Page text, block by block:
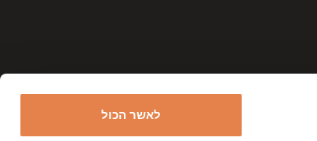
לאשר הכול